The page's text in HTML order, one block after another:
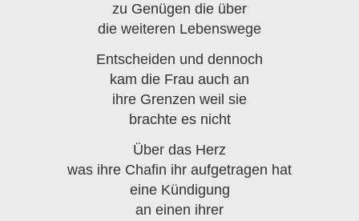
zu Genügen die über
die weiteren Lebenswege
Entscheiden und dennoch
kam die Frau auch an
ihre Grenzen weil sie
brachte es nicht
Über das Herz
was ihre Chafin ihr aufgetragen hat
eine Kündigung
an einen ihrer